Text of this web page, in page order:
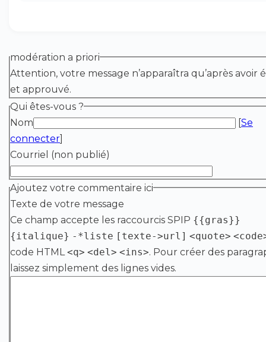
modération a priori
Attention, votre message n’apparaîtra qu’après avoir
et approuvé.
Qui êtes-vous ?
Nom
[Se
connecter]
Courriel (non publié)
Ajoutez votre commentaire ici
Texte de votre message
Ce champ accepte les raccourcis SPIP {{gras}}
{italique} -*liste [texte->url] <quote>
code HTML <q> <del> <ins>. Pour créer des
laissez simplement des lignes vides.